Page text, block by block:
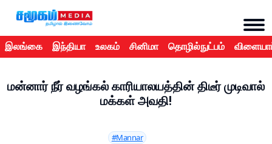
இலங்கை இந்தியா உலகம் சினிமா தொழில்நுட்பம்
மன்னார் நீர் வழங்கல் காரியாலயத்தின் திடீர் முடிவால்
மக்கள் அவதி!
#Mannar